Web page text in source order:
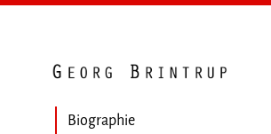
Biographie